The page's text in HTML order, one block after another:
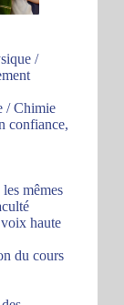
/
/ Chimie
confiance,
mêmes
haute
du cours